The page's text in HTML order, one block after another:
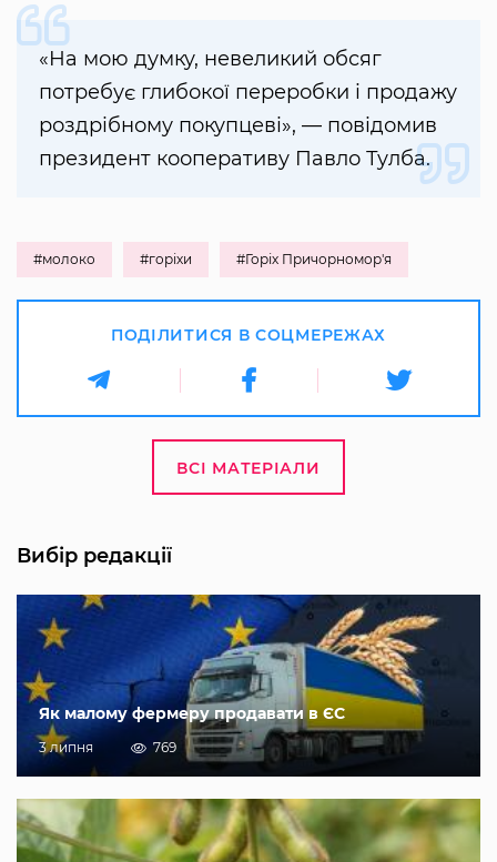
«На мою думку, невеликий обсяг
потребує глибокої переробки і продажу
роздрібному покупцеві», — повідомив
президент кооперативу Павло Тулба.
#молоко #горіхи #Горіх Причорномор'я
ПОДІЛИТИСЯ В СОЦМЕРЕЖАХ
ВСІ МАТЕРІАЛИ
Вибір редакції
Як малому фермеру продавати в ЄС
3 липня 769